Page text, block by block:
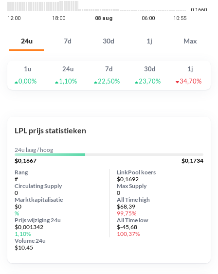
24u 7d 30d 1j Max
1u 24u 7d 30d
1j
0,00%
1,10% 22,50% 23,70% 34,70%
LPL prijs statistieken
24u laag / hoog
$0,1667
$0,1734
LinkPool koers
$0,1692
Circulating Supply
0
Prijs wijziging 24u
$0,001342
1,10%
Max Supply
0
Marktkapitalisatie
$0
%
Volume 24u
$10.45
Rang
#
All Timehigh
$68,39
99,75%
All Time low
$-45,68
100,37%